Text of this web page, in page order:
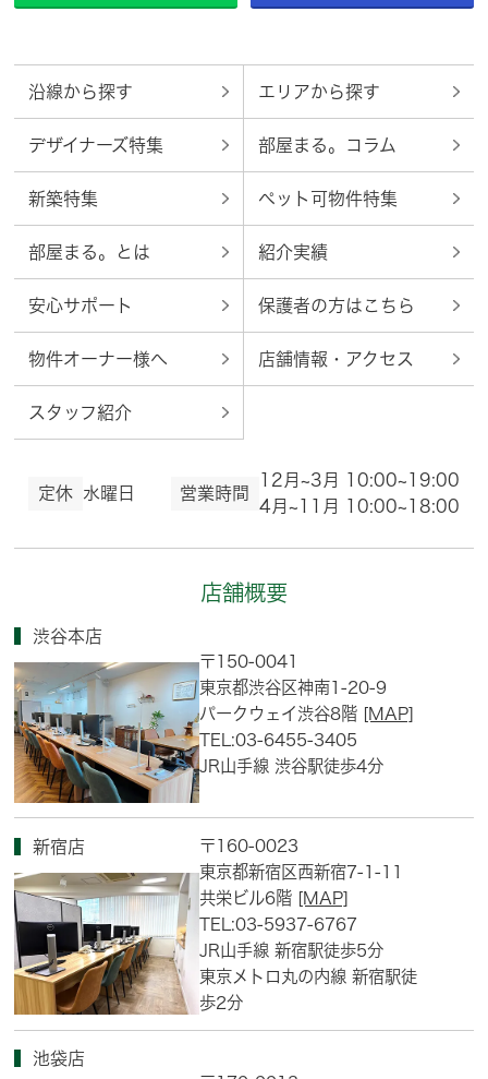
沿線から探す エリアから探す
デザイナーズ特集 部屋まる。コラム
新築特集 ペット可物件特集
部屋まる。とは 紹介実績
安心サポート 保護者の方はこちら
物件オーナー様へ 店舗情報・アクセス
スタッフ紹介
定休 水曜日 営業時間
12月~3月 10:00~19:00
4月~11月 10:00~18:00
店舗概要
渋谷本店
〒150-0041
東京都渋谷区神南1-20-9
パークウェイ渋谷8階 [MAP]
TEL:03-6455-3405
JR山手線 渋谷駅徒歩4分
新宿店
〒160-0023
東京都新宿区西新宿7-1-11
共栄ビル6階 [MAP]
TEL:03-5937-6767
JR山手線 新宿駅徒歩5分
東京メトロ丸の内線 新宿駅徒
歩2分
池袋店